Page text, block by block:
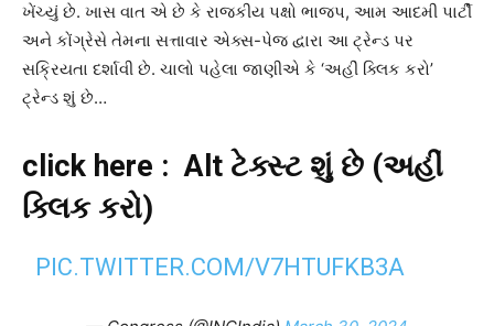
ખેંચ્યું છે. ખાસ વાત એ છે કે રાજકીય પક્ષો ભાજપ, આમ આદમી પાર્ટી
અને કોંગ્રેસે તેમના સત્તાવાર એક્સ-પેજ દ્વારા આ ટ્રેન્ડ પર
સક્રિયતા દર્શાવી છે. ચાલો પહેલા જાણીએ કે ‘અહીં ક્લિક કરો’
ટ્રેન્ડ શું છે…
click here : Alt ટેક્સ્ટ શું છે (અહીં
ક્લિક કરો)
PIC.TWITTER.COM/V7HTUFKB3A